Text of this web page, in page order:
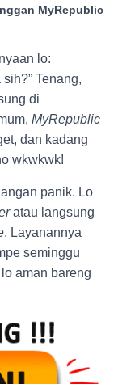
MyRepublic
lo:
sih?” Tenang,
di
MyRepublic
dan kadang
wkwkwk!
panik. Lo
atau langsung
. Layanannya
seminggu
aman bareng